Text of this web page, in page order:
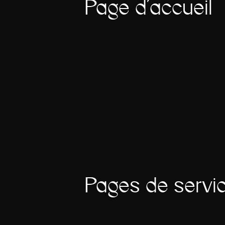
Page d'accueil
Pages de